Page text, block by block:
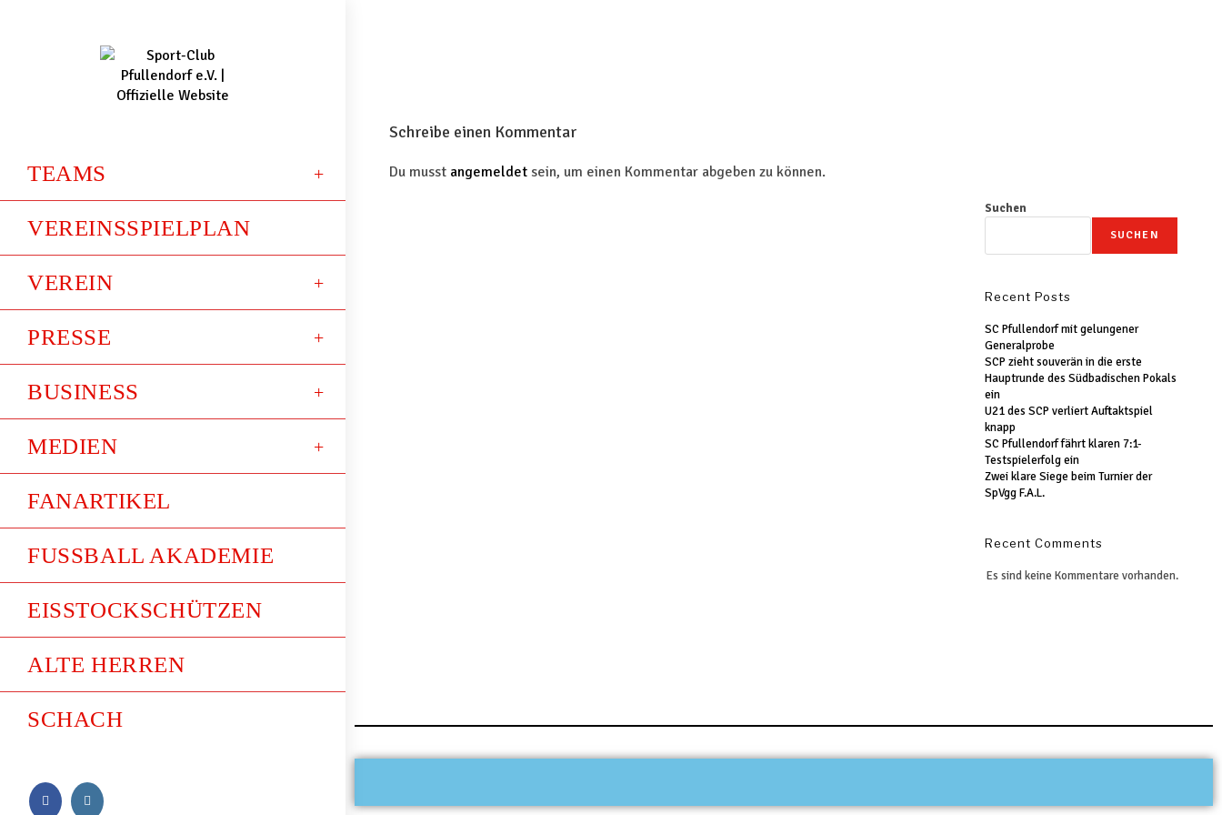
TEAMS
VEREINSSPIELPLAN
VEREIN
PRESSE
BUSINESS
MEDIEN
FANARTIKEL
FUSSBALL AKADEMIE
EISSTOCKSCHÜTZEN
ALTE HERREN
SCHACH
Schreibe einen Kommentar
Du musst angemeldet sein, um einen Kommentar abgeben zu können.
Suchen
SUCHEN
Recent Posts
SC Pfullendorf mit gelungener
Generalprobe
SCP zieht souverän in die erste
Hauptrunde des Südbadischen Pokals
ein
U21 des SCP verliert Auftaktspiel
knapp
SC Pfullendorf fährt klaren 7:1-
Testspielerfolg ein
Zwei klare Siege beim Turnier der
SpVgg F.A.L.
Recent Comments
Es sind keine Kommentare vorhanden.